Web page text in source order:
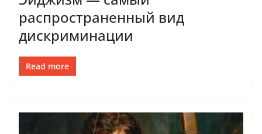
распространенный вид
дискриминации
Read more